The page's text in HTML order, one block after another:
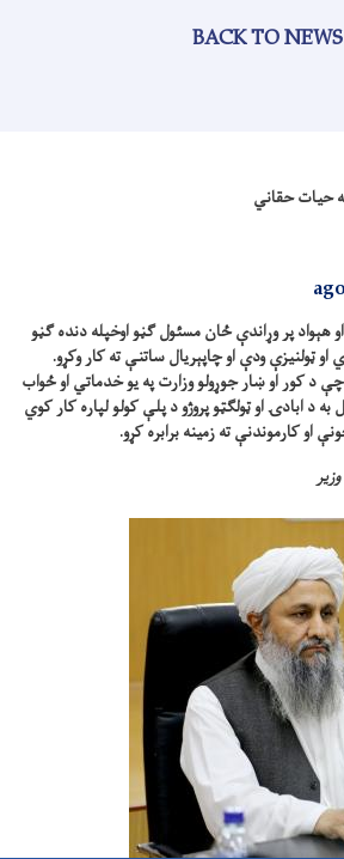
BACK TO NEWS
حیات حقاني
پر وړاندې ځان مسئول ګڼو اوخپله دنده ګڼو
ټولنیزې ودې او چاپېریال ساتنې ته کار وکړو.
د کور او ښار جوړولو وزارت په یو خدماتي او ځواب
د ابادۍ او ټولګټو پروژو د پلې کولو لپاره کار کوي
او کارموندنې ته زمینه برابره کړو.